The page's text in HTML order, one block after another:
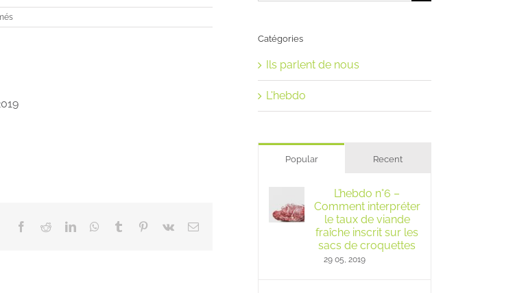
sur
Sauvage
Facebook
RedditLinkedInWhatsApp
Tumblr Pinterest
Vk Email
Catégories
Ils parlent de nous
L'hebdo
Popular Recent
L’hebdo n°6 –
Comment interpréter
le taux de viande
fraîche inscrit sur les
sacs de croquettes
29 05, 2019